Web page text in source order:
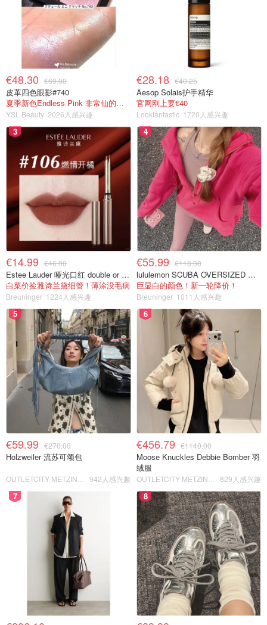
€48.30 €69.00
皮革四色眼影#740
夏季新色Endless Pink 非常仙的亮片盘！
YSL Beauty 2026人感兴趣
€28.18 €40.25
Aesop Solais护手精华
官网刚上要€40
Lookfantastic 1720人感兴趣
3
€14.99 €46.00
Estee Lauder 哑光口红 double or nothing色号
白菜价捡雅诗兰黛细管！薄涂没毛病
Breuninger 1224人感兴趣
4
€55.99 €118.00
lululemon SCUBA OVERSIZED 半拉链卫衣 紫红色
巨显白的颜色！新一轮降价！
Breuninger 1011人感兴趣
5
€59.99 €270.00
Holzweiler 流苏可颂包
942人感兴趣
6
€456.79 €1140.00
Moose Knuckles Debbie Bomber 羽
绒服
829人感兴趣
7 8